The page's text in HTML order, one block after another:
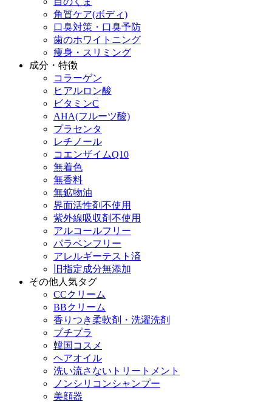
角質ケア(ボディ)
口臭対策・口臭予防
歯のホワイトニング
痩身・スリミング
成分・特徴
コラーゲン
ヒアルロン酸
ビタミンC
AHA(フルーツ酸)
プラセンタ
レチノール
コエンザイムQ10
無着色
無香料
無鉱物油
界面活性剤不使用
紫外線吸収剤不使用
アルコールフリー
パラベンフリー
アレルギーテスト済
旧指定成分無添加
その他人気タグ
CCクリーム
BBクリーム
香りつき柔軟剤・洗濯洗剤
プチプラ
韓国コスメ
ヘアオイル
洗い流さないトリートメント
ノンシリコンシャンプー
美顔器